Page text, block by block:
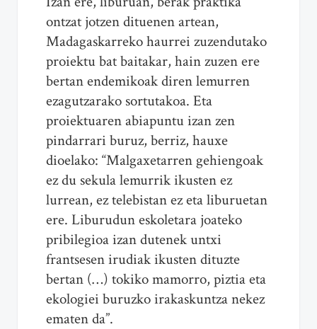
ontzat jotzen dituenen artean,
Madagaskarreko haurrei zuzendutako
proiektu bat baitakar, hain zuzen ere
bertan endemikoak diren lemurren
ezagutzarako sortutakoa. Eta
proiektuaren abiapuntu izan zen
pindarrari buruz, berriz, hauxe
dioelako: “Malgaxetarren gehiengoak
ez du sekula lemurrik ikusten ez
lurrean, ez telebistan ez eta liburuetan
ere. Liburudun eskoletara joateko
pribilegioa izan dutenek untxi
frantsesen irudiak ikusten dituzte
bertan (…) tokiko mamorro, piztia eta
ekologiei buruzko irakaskuntza nekez
ematen da”.